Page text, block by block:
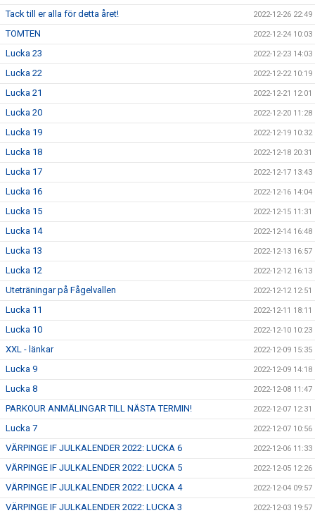
Tack till er alla för detta året! 2022-12-26 22:49
TOMTEN 2022-12-24 10:03
Lucka 23 2022-12-23 14:03
Lucka 22 2022-12-22 10:19
Lucka 21 2022-12-21 12:01
Lucka 20 2022-12-20 11:28
Lucka 19 2022-12-19 10:32
Lucka 18 2022-12-18 20:31
Lucka 17 2022-12-17 13:43
Lucka 16 2022-12-16 14:04
Lucka 15 2022-12-15 11:31
Lucka 14 2022-12-14 16:48
Lucka 13 2022-12-13 16:57
Lucka 12 2022-12-12 16:13
Uteträningar på Fågelvallen 2022-12-12 12:51
Lucka 11 2022-12-11 18:11
Lucka 10 2022-12-10 10:23
XXL - länkar 2022-12-09 15:35
Lucka 9 2022-12-09 14:18
Lucka 8 2022-12-08 11:47
PARKOUR ANMÄLINGAR TILL NÄSTA TERMIN! 2022-12-07 12:31
Lucka 7 2022-12-07 10:56
VÄRPINGE IF JULKALENDER 2022: LUCKA 6 2022-12-06 11:33
VÄRPINGE IF JULKALENDER 2022: LUCKA 5 2022-12-05 12:26
VÄRPINGE IF JULKALENDER 2022: LUCKA 4 2022-12-04 09:57
VÄRPINGE IF JULKALENDER 2022: LUCKA 3 2022-12-03 19:57